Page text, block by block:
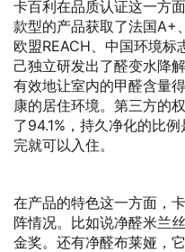
卡百利在品质认证这一方
款型的产品获取了法国A+
欧盟REACH、中国环境标
己独立研发出了醛变水降
有效地让室内的甲醛含量
康的居住环境。第三方的
了94.1%，持久净化的比
完就可以入住。
在产品的特色这一方面，
阵情况。比如说净醛米兰
金奖。还有净醛布莱娅，